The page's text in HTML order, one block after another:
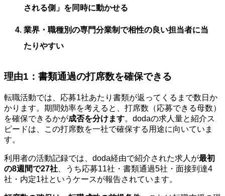
される側」を同時に動かせる
業界・職種別の専門分業制で相性の良い担当者に当
たりやすい
理由1：書類通過の打席数を確保できる
転職活動では、応募1社あたり書類が返ってくるまで数日か
かります。期間効率を考えると、打席数（応募できる母数）
を確保できるかが成否を分けます。dodaの求人量と紹介ス
ピードは、この打席数を一社で確保する用途に向いていま
す。
利用者の活動記録では、doda経由で紹介された求人が最初
の8週間で27社 、うち応募11社・書類通過5社・面接到達4
社・内定1社というケースが報告されています。